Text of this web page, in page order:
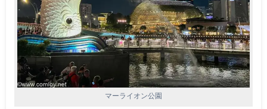
マーライオン公園